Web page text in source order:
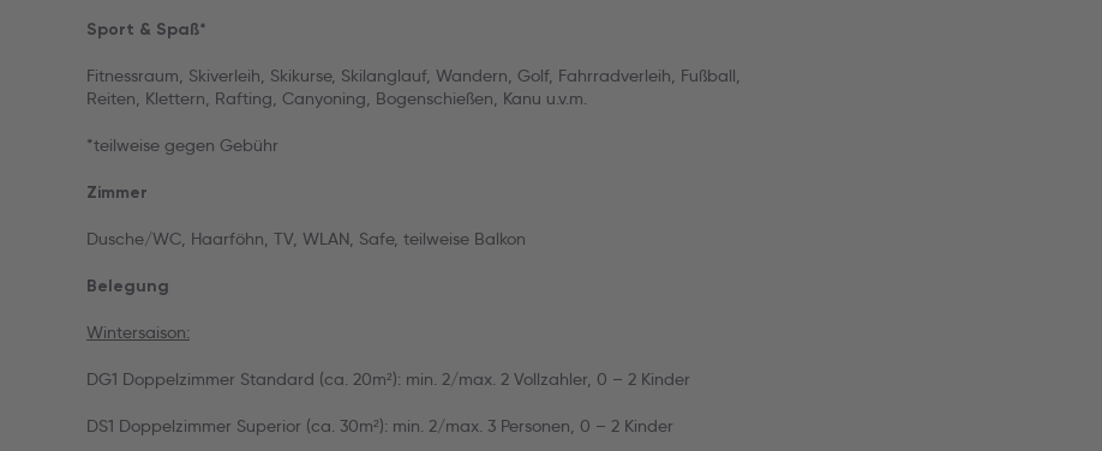
Sport & Spaß*
Fitnessraum, Skiverleih, Skikurse, Skilanglauf, Wandern, Golf, Fahrradverleih, Fußball,
Reiten, Klettern, Rafting, Canyoning, Bogenschießen, Kanu u.v.m.
*teilweise gegen Gebühr
Zimmer
Dusche/WC, Haarföhn, TV, WLAN, Safe, teilweise Balkon
Belegung
Wintersaison:
DG1 Doppelzimmer Standard (ca. 20m²): min. 2/max. 2 Vollzahler, 0 – 2 Kinder
DS1 Doppelzimmer Superior (ca. 30m²): min. 2/max. 3 Personen, 0 – 2 Kinder